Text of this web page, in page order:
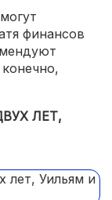
финансов
ЛЕТ,